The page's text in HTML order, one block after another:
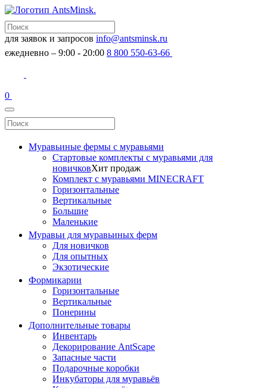
для заявок и запросов info@antsminsk.ru
ежедневно – 9:00 - 20:00 8 800 550-63-66
0
Муравьиные фермы с муравьями
Стартовые комплекты с муравьями для
новичковХит продаж
Комплект с муравьями MINECRAFT
Горизонтальные
Вертикальные
Большие
Маленькие
Муравьи для муравьиных ферм
Для новичков
Для опытных
Экзотические
Формикарии
Горизонтальные
Вертикальные
Понерины
Дополнительные товары
Инвентарь
Декорирование AntScape
Запасные части
Подарочные коробки
Инкубаторы для муравьёв